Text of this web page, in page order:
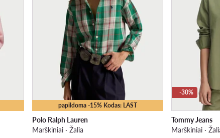
papildoma -15% Kodas: LAST
Polo Ralph Lauren
Marškiniai · Žalia
-30%
Tommy Jeans
Marškiniai ·